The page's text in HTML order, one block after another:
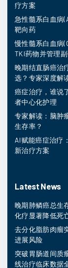
疗方案
急性髓系白血病
靶向药
慢性髓系白血病
TKI药物并管理
晚期结直肠癌治
选？专家深度解
癌症治疗，谁说
者中心化护理
专家解读：脑肿
生存率？
AI赋能癌症治疗
新治疗方案
Latest News
晚期肺鳞癌总生
化疗显著降低死
去分化脂肪肉瘤
进展风险
突破胃肠道间质
线治疗临床数据